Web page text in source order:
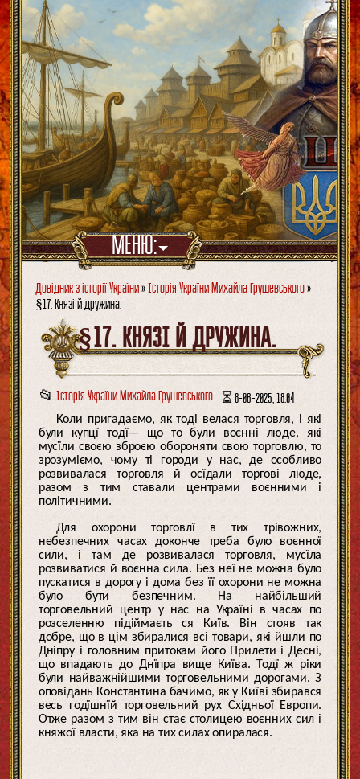
МЕНЮ:
Довідник з історії України»Історія України Михайла Грушевського»
§17. Князі й дружина.
§17. КНЯЗІ Й ДРУЖИНА.
📂 Історія України Михайла Грушевського ⏳ 8-06-2025, 18:04
Коли пригадаємо, як тоді велася торговля, і які
були купцї тодї— що то були воєнні люде, які
мусїли своєю зброєю обороняти свою торговлю, то
зрозуміємо, чому ті городи у нас, де особливо
розвивалася торговля й осїдали торгові люде,
разом з тим ставали центрами воєнними і
політичними.
Для охорони торговлї в тих трівожних,
небезпечних часах доконче треба було воєнної
сили, і там де розвивалася торговля, мусїла
розвиватися й воєнна сила. Без неї не можна було
пускатися в дорогу і дома без її охорони не можна
було бути безпечним. На найбільший
торговельний центр у нас на Україні в часах по
розселенню підіймаєть ся Київ. Він стояв так
добре, що в цім збиралися всі товари, які йшли по
Дніпру і головним притокам його Прилети і Десні,
що впадають до Днїпра вище Київа. Тодї ж ріки
були найважнійшими торговельними дорогами. З
оповідань Константина бачимо, як у Київі збирався
весь годїшнїй торговельний рух Східньої Европи.
Отже разом з тим він стає столицею воєнних сил і
княжої власти, яка на тих силах опиралася.